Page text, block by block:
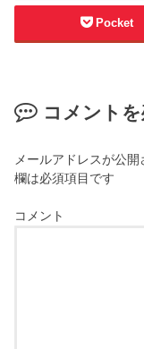
Pocket
コメント
メールアドレスが公開
欄は必須項目です
コメント